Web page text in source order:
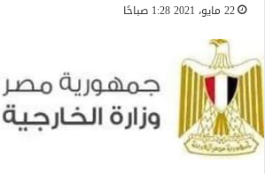
22 مايو، 2021 1:28 صباحًا